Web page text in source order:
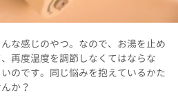
な感じのやつ。なので、お湯を止め
再度温度を調節しなくてはならな
のです。同じ悩みを抱えているかた
か？